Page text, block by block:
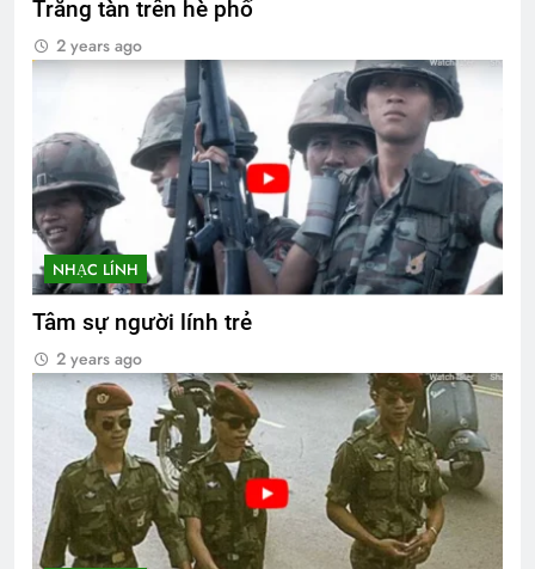
Trăng tàn trên hè phố
2 years ago
NHẠC LÍNH
Tâm sự người lính trẻ
2 years ago